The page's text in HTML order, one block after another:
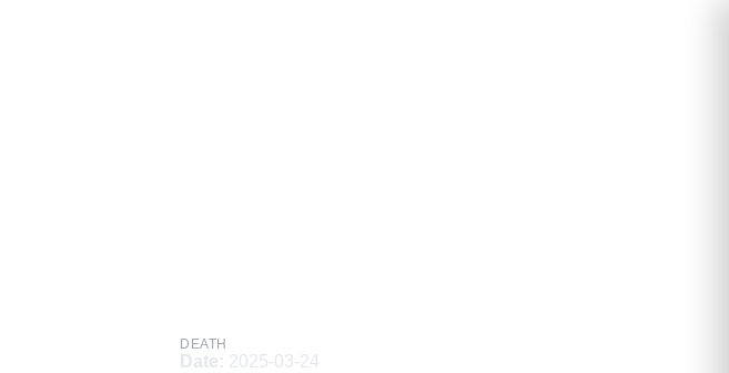
DEATH
Date: 2025-03-24